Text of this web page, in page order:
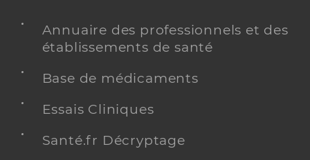
Annuaire des professionnels et des
établissements de santé
Base de médicaments
Essais Cliniques
Santé.fr Décryptage